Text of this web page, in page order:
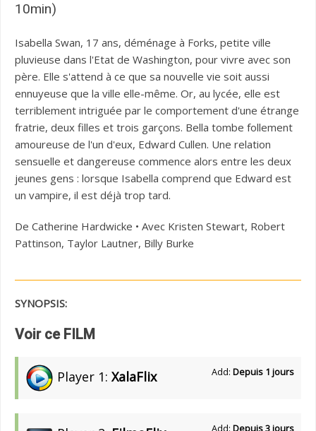
10min)
Isabella Swan, 17 ans, déménage à Forks, petite ville
pluvieuse dans l'Etat de Washington, pour vivre avec son
père. Elle s'attend à ce que sa nouvelle vie soit aussi
ennuyeuse que la ville elle-même. Or, au lycée, elle est
terriblement intriguée par le comportement d'une étrange
fratrie, deux filles et trois garçons. Bella tombe follement
amoureuse de l'un d'eux, Edward Cullen. Une relation
sensuelle et dangereuse commence alors entre les deux
jeunes gens : lorsque Isabella comprend que Edward est
un vampire, il est déjà trop tard.
De Catherine Hardwicke • Avec Kristen Stewart, Robert
Pattinson, Taylor Lautner, Billy Burke
SYNOPSIS:
Voir ce FILM
Player 1: XalaFlix Add: Depuis 1 jours